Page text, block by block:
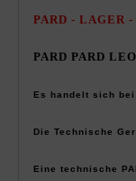
PARD - LAGER
PARD PARD
Es handelt sich bei
Die Technische
Eine technische